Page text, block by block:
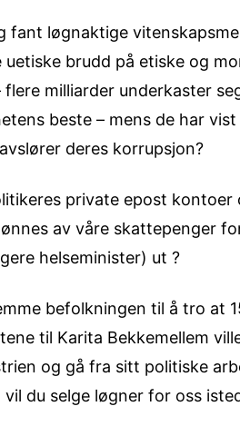
fant løgnaktige
brudd på etiske og
milliarder underkaster
beste – mens de har
deres korrupsjon?
private epost kontoer
av våre skattepenger
helseminister) ut ?
befolkningen til å tro at
til Karita Bekkemellem
og gå fra sitt politiske
du selge løgner for oss